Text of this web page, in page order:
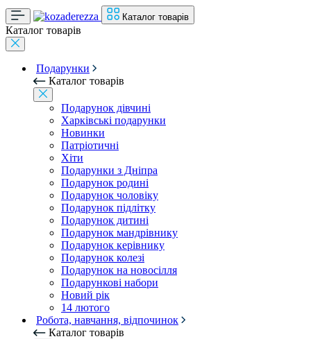
Каталог товарів
Каталог товарів
Подарунки
Каталог товарів
Подарунок дівчині
Харківські подарунки
Новинки
Патріотичні
Хіти
Подарунки з Дніпра
Подарунок родині
Подарунок чоловіку
Подарунок підлітку
Подарунок дитині
Подарунок мандрівнику
Подарунок керівнику
Подарунок колезі
Подарунок на новосілля
Подарункові набори
Новий рік
14 лютого
Робота, навчання, відпочинок
Каталог товарів